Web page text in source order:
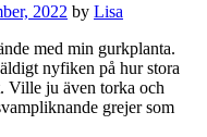
2022 by Lisa
med min gurkplanta.
nyfiken på hur stora
Ville ju även torka och
grejer som